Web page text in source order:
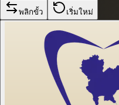
พลิกขั้ว เริ่มใหม่